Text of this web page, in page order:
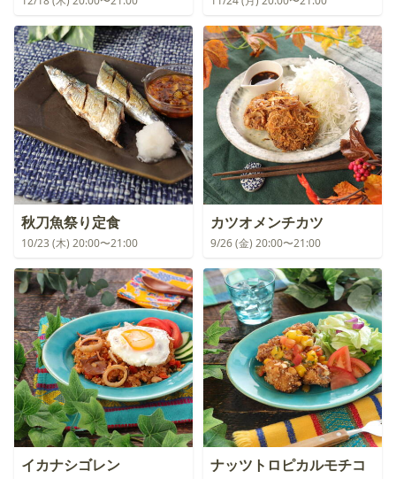
秋刀魚祭り定食
10/23 (木) 20:00〜21:00
カツオメンチカツ
9/26 (金) 20:00〜21:00
イカナシゴレン
ナッツトロピカルモチコ